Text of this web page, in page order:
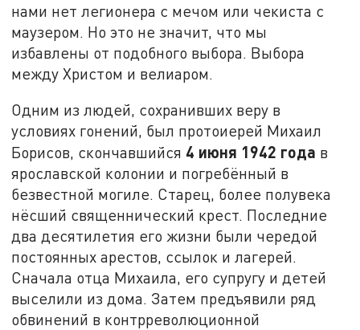
нами нет легионера с мечом или чекиста с
маузером. Но это не значит, что мы
избавлены от подобного выбора. Выбора
между Христом и велиаром.
Одним из людей, сохранивших веру в
условиях гонений, был протоиерей Михаил
Борисов, скончавшийся 4 июня 1942 года в
ярославской колонии и погребённый в
безвестной могиле. Старец, более полувека
нёсший священнический крест. Последние
два десятилетия его жизни были чередой
постоянных арестов, ссылок и лагерей.
Сначала отца Михаила, его супругу и детей
выселили из дома. Затем предъявили ряд
обвинений в контрреволюционной